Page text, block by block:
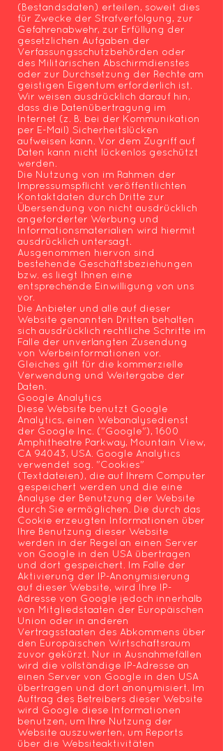
(Bestandsdaten) erteilen, soweit dies
für Zwecke der Strafverfolgung, zur
Gefahrenabwehr, zur Erfüllung der
gesetzlichen Aufgaben der
Verfassungsschutzbehörden oder
des Militärischen Abschirmdienstes
oder zur Durchsetzung der Rechte am
geistigen Eigentum erforderlich ist.
Wir weisen ausdrücklich darauf hin,
dass die Datenübertragung im
Internet (z. B. bei der Kommunikation
per E-Mail) Sicherheitslücken
aufweisen kann. Vor dem Zugriff auf
Daten kann nicht lückenlos geschützt
werden.
Die Nutzung von im Rahmen der
Impressumspflicht veröffentlichten
Kontaktdaten durch Dritte zur
Übersendung von nicht ausdrücklich
angeforderter Werbung und
Informationsmaterialien wird hiermit
ausdrücklich untersagt.
Ausgenommen hiervon sind
bestehende Geschäftsbeziehungen
bzw. es liegt Ihnen eine
entsprechende Einwilligung von uns
vor.
Die Anbieter und alle auf dieser
Website genannten Dritten behalten
sich ausdrücklich rechtliche Schritte im
Falle der unverlangten Zusendung
von Werbeinformationen vor.
Gleiches gilt für die kommerzielle
Verwendung und Weitergabe der
Daten.
Google Analytics
Diese Website benutzt Google
Analytics, einen Webanalysedienst
der Google Inc. ("Google"), 1600
Amphitheatre Parkway, Mountain View,
CA 94043, USA. Google Analytics
verwendet sog. "Cookies"
(Textdateien), die auf Ihrem Computer
gespeichert werden und die eine
Analyse der Benutzung der Website
durch Sie ermöglichen. Die durch das
Cookie erzeugten Informationen über
Ihre Benutzung dieser Website
werden in der Regel an einen Server
von Google in den USA übertragen
und dort gespeichert. Im Falle der
Aktivierung der IP-Anonymisierung
auf dieser Website, wird Ihre IP-
Adresse von Google jedoch innerhalb
von Mitgliedstaaten der Europäischen
Union oder in anderen
Vertragsstaaten des Abkommens über
den Europäischen Wirtschaftsraum
zuvor gekürzt. Nur in Ausnahmefällen
wird die vollständige IP-Adresse an
einen Server von Google in den USA
übertragen und dort anonymisiert. Im
Auftrag des Betreibers dieser Website
wird Google diese Informationen
benutzen, um Ihre Nutzung der
Website auszuwerten, um Reports
über die Websiteaktivitäten